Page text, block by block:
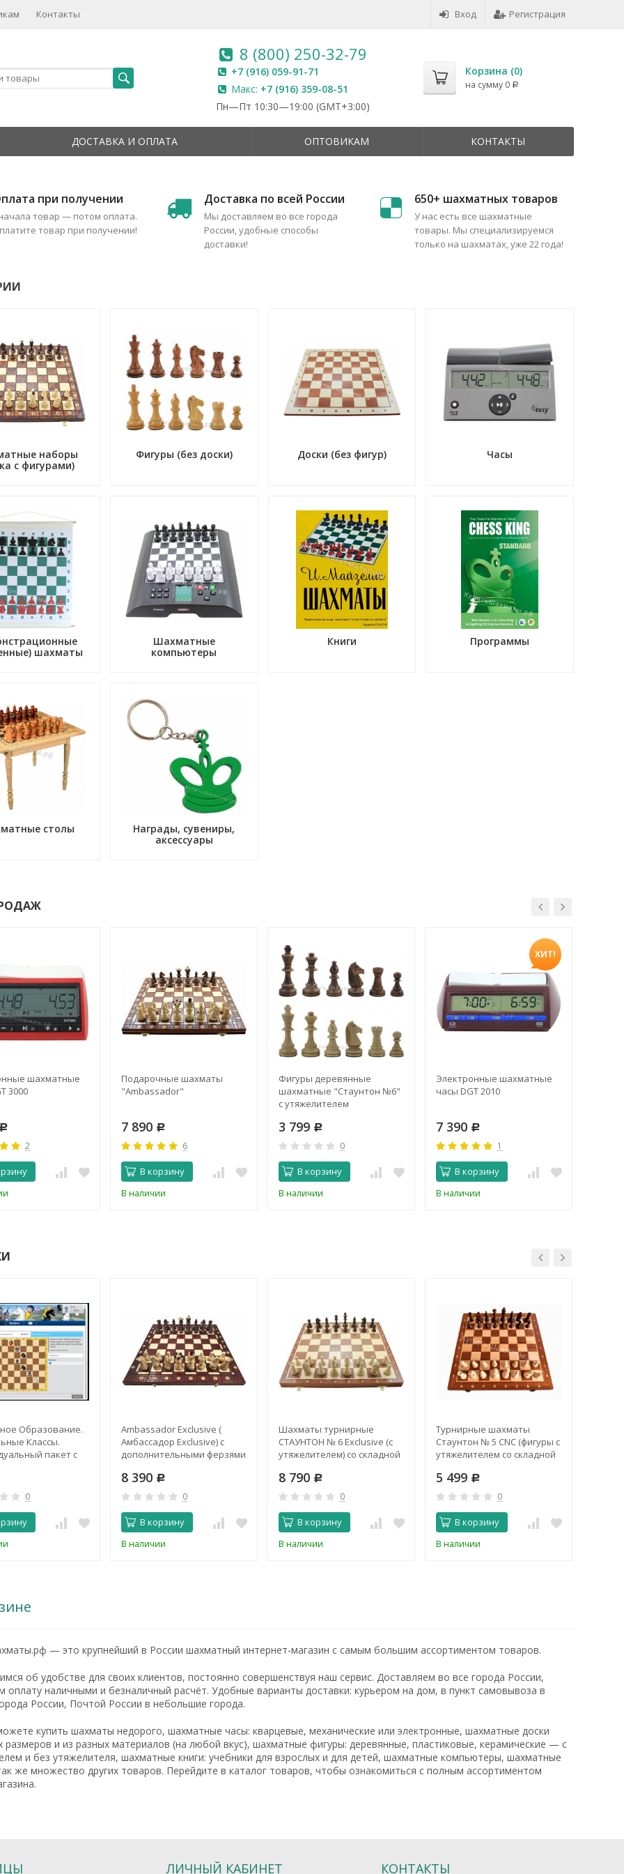
Вход Регистрация
Контакты
8 (800) 250-32-79
+7 (916) 059-91-71
Макс: +7 (916) 359-08-51
Пн—Пт 10:30—19:00 (GMT+3:00)
Корзина (0)
на сумму 0 Р
ДОСТАВКА И ОПЛАТА ОПТОВИКАМ КОНТАКТЫ
при получении
товар — потом оплата.
товар при получении!
Доставка по всей России
Мы доставляем во все города
России, удобные способы
доставки!
650+ шахматных товаров
У нас есть все шахматные
товары. Мы специализируемся
только на шахматах, уже 22 года!
наборы
с фигурами)
Фигуры (без доски) Доски (без фигур) Часы
шахматы
Шахматные
компьютеры
Книги Программы
столы
Награды, сувениры,
аксессуары
шахматные
3000
Р
2
Подарочные шахматы
"Аmbassador"
7 890 Р
6
В корзину
В наличии
Фигуры деревянные
шахматные "Стаунтон №6"
с утяжелителем
3 799 Р
0
В корзину
В наличии
ХИТ!
Электронные шахматные
часы DGT 2010
7 390 Р
1
В корзину
В наличии
Образование.
Классы.
пакет с
0
Ambassador Exclusive (
Амбассадор Exclusive) с
дополнительными ферзями
8 390 Р
0
В корзину
В наличии
Шахматы турнирные
СТАУНТОН № 6 Exclusive (c
утяжелителем) со складной
ферзями (Польша, Wegiel)
8 790 Р
0
В корзину
В наличии
Турнирные шахматы
Стаунтон № 5 CNC (фигуры с
утяжелителем со складной
5 499 Р
0
В корзину
В наличии
— это крупнейший в России шахматный интернет-магазин с самым большим ассортиментом товаров.
об удобстве для своих клиентов, постоянно совершенствуя наш сервис. Доставляем во все города России,
оплату наличными и безналичный расчёт. Удобные варианты доставки: курьером на дом, в пункт самовывоза в
России, Почтой России в небольшие города.
купить шахматы недорого, шахматные часы: кварцевые, механические или электронные, шахматные доски
размеров и из разных материалов (на любой вкус), шахматные фигуры: деревянные, пластиковые, керамические — с
и без утяжелителя, шахматные книги: учебники для взрослых и для детей, шахматные компьютеры, шахматные
же множество других товаров. Перейдите в каталог товаров, чтобы ознакомиться с полным ассортиментом
ЛИЧНЫЙ КАБИНЕТ КОНТАКТЫ